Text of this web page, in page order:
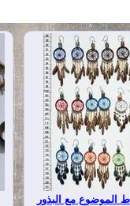
الموضوع مع البذور